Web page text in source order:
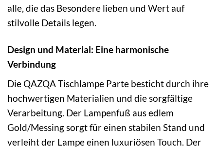
alle, die das Besondere lieben und Wert auf
stilvolle Details legen.
Design und Material: Eine harmonische
Verbindung
Die QAZQA Tischlampe Parte besticht durch ihre
hochwertigen Materialien und die sorgfältige
Verarbeitung. Der Lampenfuß aus edlem
Gold/Messing sorgt für einen stabilen Stand und
verleiht der Lampe einen luxuriösen Touch. Der